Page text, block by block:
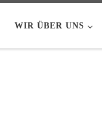
WIR ÜBER UNS